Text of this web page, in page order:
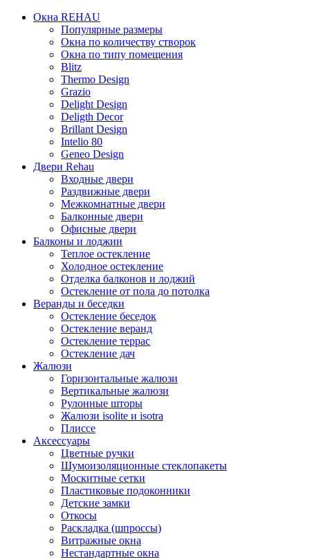
Окна REHAU
Популярные размеры
Окна по количеству створок
Окна по типу помещения
Blitz
Thermo Design
Grazio
Delight Design
Deligth Decor
Brillant Design
Intelio 80
Geneo Design
Двери Rehau
Входные двери
Раздвижные двери
Межкомнатные двери
Балконные двери
Офисные двери
Балконы и лоджии
Теплое остекление
Холодное остекление
Отделка балконов и лоджий
Остекление от пола до потолка
Веранды и беседки
Остекление беседок
Остекление веранд
Остекление террас
Остекление дач
Жалюзи
Горизонтальные жалюзи
Вертикальные жалюзи
Рулонные шторы
Жалюзи isolite и isotra
Плиссе
Аксессуары
Цветные ручки
Шумоизоляционные стеклопакеты
Москитные сетки
Пластиковые подоконники
Детские замки
Откосы
Раскладка (шпроссы)
Витражные окна
Нестандартные окна